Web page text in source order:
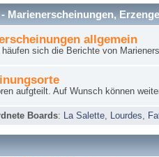
Marienerscheinungen,
allgemein
sich die Berichte von
aufgteilt. Auf Wunsch können
Boards: La Salette Lourdes